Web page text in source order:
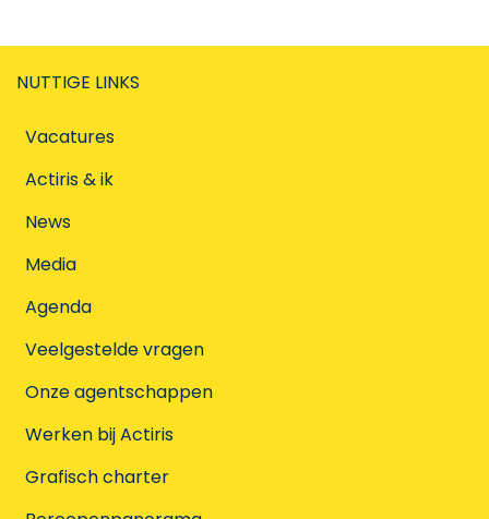
NUTTIGE LINKS
Vacatures
Actiris & ik
News
Media
Agenda
Veelgestelde vragen
Onze agentschappen
Werken bij Actiris
Grafisch charter